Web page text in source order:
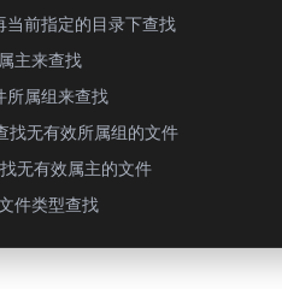
当前指定的目录下查找
主来查找
所属组来查找
找无有效所属组的文件
找无有效属主的文件
件类型查找